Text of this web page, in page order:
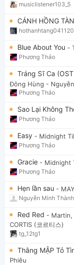
musiclistener103_5
CÁNH HỒNG
Blue About You -
Phương Thảo
Tráng Sĩ Ca
Đông Hùng -
Phương Thảo
Sao Lại Không
Phương Thảo
Easy - Midnight
Phương Thảo
Gracie - Midnight
Phương Thảo
Hẹn lần sau -
Nguyễn Minh Thành
Red Red - Martin,
CORTIS (코르티스)
tg_12tg1
Thằng MẬP Tỏ
Phiêu